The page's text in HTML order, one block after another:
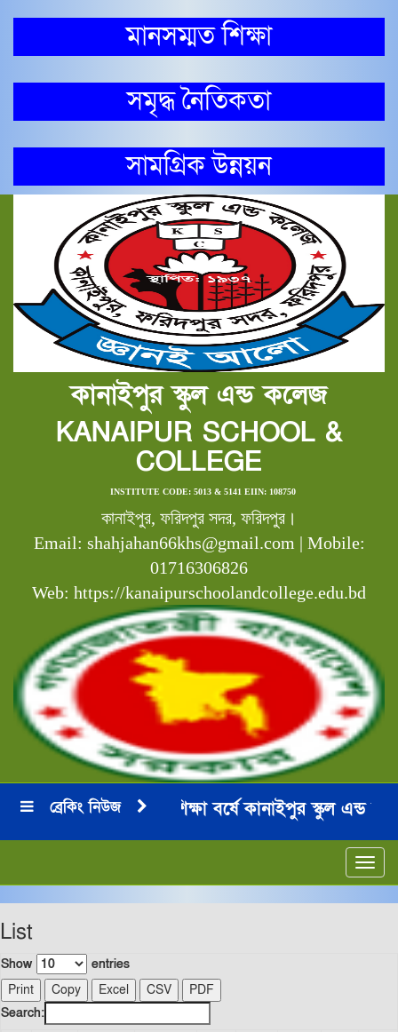
মানসম্মত শিক্ষা
সমৃদ্ধ নৈতিকতা
সামগ্রিক উন্নয়ন
কানাইপুর স্কুল এন্ড কলেজ
KANAIPUR SCHOOL &
COLLEGE
INSTITUTE CODE: 5013 & 5141 EIIN: 108750
কানাইপুর, ফরিদপুর সদর, ফরিদপুর।
Email: shahjahan66khs@gmail.com | Mobile:
01716306826
Web: https://kanaipurschoolandcollege.edu.bd
ব্রেকিং নিউজ
***২০২৪-২০২৫ শিক্ষা বর্ষে কানাইপুর স্কুল এন্ড
List
Show
entries
Print
Copy Excel CSV
PDF
Search: